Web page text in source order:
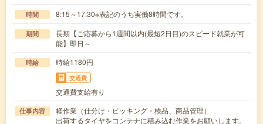
時間 8:15～17:30※表記のうち実働8時間です。
期間
長期【ご応募から1週間以内(最短2日目)のスピード就業が可
能】即日～
時給 時給1180円
交通費
交通費支給有り
仕事内容
軽作業（仕分け・ピッキング・検品、商品管理）
出荷するタイヤをコンテナに積み込む作業をお願いします。